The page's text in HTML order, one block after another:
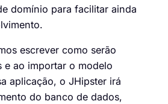
domínio para facilitar ainda
escrever como serão
e ao importar o modelo
aplicação, o JHipster irá
do banco de dados,